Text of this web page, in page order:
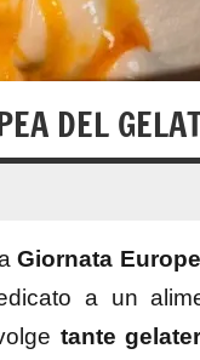
DEL
Giornata
a un
tante